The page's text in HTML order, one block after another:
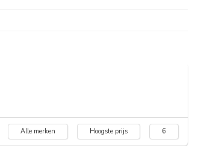
Alle merken Hoogste prijs 6